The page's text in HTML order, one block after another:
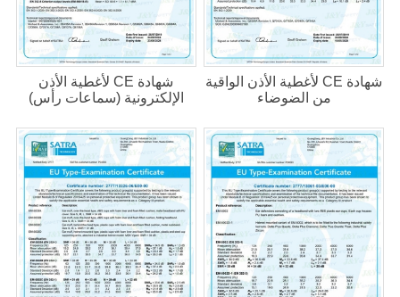
شهادة CE لأغطية الأذن الواقية
من الضوضاء
شهادة CE لأغطية الأذن
الإلكترونية (سماعات رأس)